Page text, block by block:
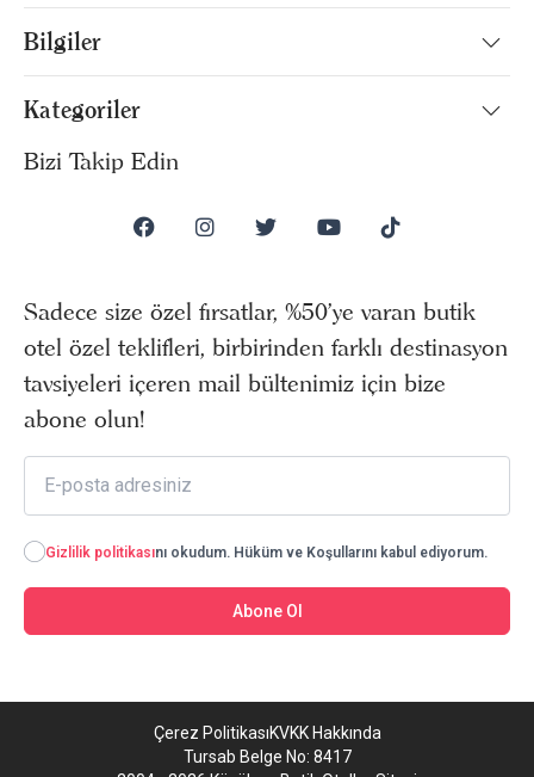
Bilgiler
Kategoriler
Bizi Takip Edin
Sadece size özel fırsatlar, %50’ye varan butik
otel özel teklifleri, birbirinden farklı destinasyon
tavsiyeleri içeren mail bültenimiz için bize
abone olun!
Gizlilik politikasını okudum. Hüküm ve Koşullarını kabul ediyorum.
Abone Ol
Tursab Belge No: 8417
Çerez PolitikasıKVKK Hakkında